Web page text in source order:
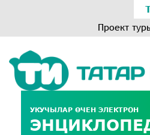
Проект
УКУЧЫЛАР ӨЧЕН ЭЛЕКТРОН